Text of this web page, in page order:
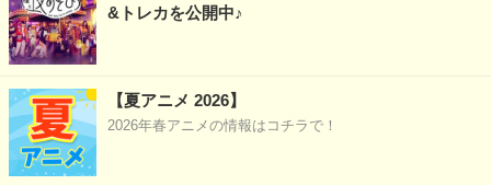
&トレカを公開中♪
【夏アニメ 2026】
2026年春アニメの情報はコチラで！